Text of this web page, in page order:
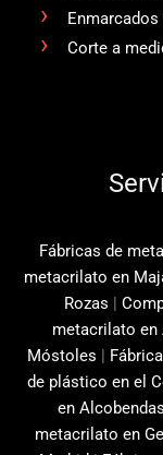
Corte a
Fábricas de
metacrilato en
Rozas
metacrilato en
Móstoles
de plástico en el
en Alcobendas
metacrilato en